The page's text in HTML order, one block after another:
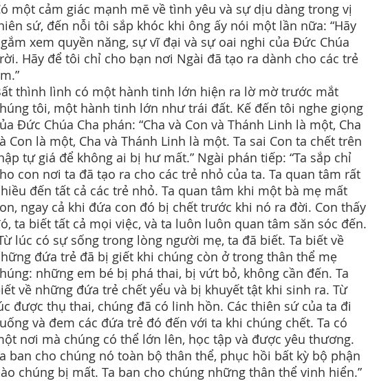
một cảm giác mạnh mẽ về tình yêu và sự dịu dàng trong vị
sứ, đến nỗi tôi sắp khóc khi ông ấy nói một lần nữa: “Hãy
xem quyền năng, sự vĩ đại và sự oai nghi của Đức Chúa
Hãy để tôi chỉ cho bạn nơi Ngài đã tạo ra dành cho các trẻ
thình lình có một hành tinh lớn hiện ra lờ mờ trước mắt
tôi, một hành tinh lớn như trái đất. Kế đến tôi nghe giọng
Đức Chúa Cha phán: “Cha và Con và Thánh Linh là một, Cha
Con là một, Cha và Thánh Linh là một. Ta sai Con ta chết trên
tự giá để không ai bị hư mất.” Ngài phán tiếp: “Ta sắp chỉ
con nơi ta đã tạo ra cho các trẻ nhỏ của ta. Ta quan tâm rất
đến tất cả các trẻ nhỏ. Ta quan tâm khi một bà mẹ mất
ngay cả khi đứa con đó bị chết trước khi nó ra đời. Con thấy
ta biết tất cả mọi việc, và ta luôn luôn quan tâm săn sóc đến.
lúc có sự sống trong lòng người mẹ, ta đã biết. Ta biết về
đứa trẻ đã bị giết khi chúng còn ở trong thân thể mẹ
những em bé bị phá thai, bị vứt bỏ, không cần đến. Ta
về những đứa trẻ chết yểu và bị khuyết tật khi sinh ra. Từ
được thụ thai, chúng đã có linh hồn. Các thiên sứ của ta đi
và đem các đứa trẻ đó đến với ta khi chúng chết. Ta có
nơi mà chúng có thể lớn lên, học tập và được yêu thương.
ban cho chúng nó toàn bộ thân thể, phục hồi bất kỳ bộ phận
chúng bị mất. Ta ban cho chúng những thân thể vinh hiển.”